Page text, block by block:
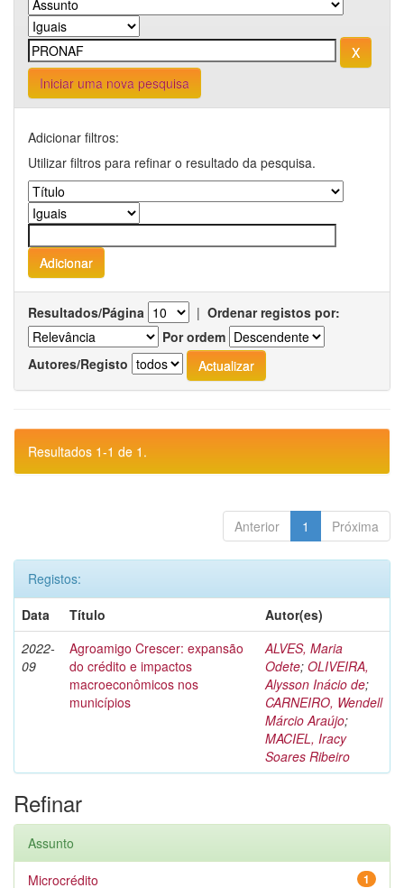
Iniciar uma nova pesquisa
Adicionar filtros:
Utilizar filtros para refinar o resultado da pesquisa.
Resultados/Página | Ordenar registos por:
Por ordem
Autores/Registo
Resultados 1-1 de 1.
Anterior 1 Próxima
Registos:
Data
Título
Autor(es)
2022-
09
Agroamigo Crescer: expansão
do crédito e impactos
macroeconômicos nos
municípios
ALVES, Maria
Odete; OLIVEIRA,
Alysson Inácio de;
CARNEIRO, Wendell
Márcio Araújo;
MACIEL, Iracy
Soares Ribeiro
Refinar
Assunto
1
Microcrédito